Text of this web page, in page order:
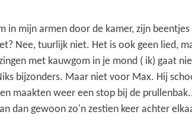
in mijn armen door de kamer, zijn
Nee, tuurlijk niet. Het is ook geen lied,
met kauwgom in je mond ( ik) gaat
bijzonders. Maar niet voor Max. Hij
maakten weer een stop bij de
dan gewoon zo'n zestien keer achter